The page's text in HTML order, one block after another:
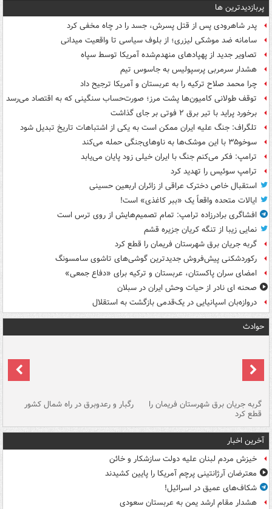
پربازدیدترین ها
پدر شاهرودی پس از قتل پسرش، جسد را در چاه مخفی کرد
سامانه ضد موشکی لیزری؛ از بلوف سیاسی تا واقعیت میدانی
تصاویر جدید از پهپادهای منهدم‌شده آمریکا توسط سپاه
هشدار سرمربی پرسپولیس به جاسوس تیم
چرا محمد صلاح ترکیه را به عربستان و آمریکا ترجیح داد
توقف طولانی کامیون‌ها پشت مرز؛ صورت‌حساب سنگینی که به اقتصاد می‌رسد
برخورد پراید با تیر برق ۲ فوتی بر جای گذاشت
تلگراف: جنگ علیه ایران ممکن است به یکی از اشتباهات تاریخ تبدیل شود
سوخو۳۵ با این موشک‌ها به ناوهای‌جنگی حمله می‌کند
ترامپ: فکر می‌کنم جنگ با ایران خیلی زود پایان می‌یابد
ترامپ سوئیس را تهدید کرد
استقبال خاص دخترک عراقی از زائران اربعین حسینی
ایالات متحده واقعاً یک «ببر کاغذی» است!
افشاگری برادرزاده ترامپ: تمام تصمیم‌هایش از روی ترس است
نمایی زیبا از تنگه کریان جزیره قشم
گربه جریان برق شهرستان فریمان را قطع کرد
رکوردشکنی پیش‌فروش جدیدترین گوشی‌های تاشوی سامسونگ
امضای سران پاکستان، عربستان و ترکیه برای «دفاع جمعی»
صحنه ای نادر از حیات وحش ایران در سبلان
دروازه‌بان اسپانیایی در یک‌قدمی بازگشت به استقلال
حوادث
گربه جریان برق شهرستان فریمان را
قطع کرد
رگبار و رعدوبرق در راه شمال کشور
آخرین اخبار
خیزش مردم لبنان علیه دولت سازشکار و خائن
معترضان آرژانتینی پرچم آمریکا را پایین کشیدند
شکاف‌های عمیق در اسرائیل!
هشدار مقام ارشد یمن به عربستان سعودی